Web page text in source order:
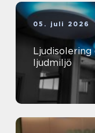
05. juli 2026
Ljudisolering grunden för en hållbar
ljudmiljö